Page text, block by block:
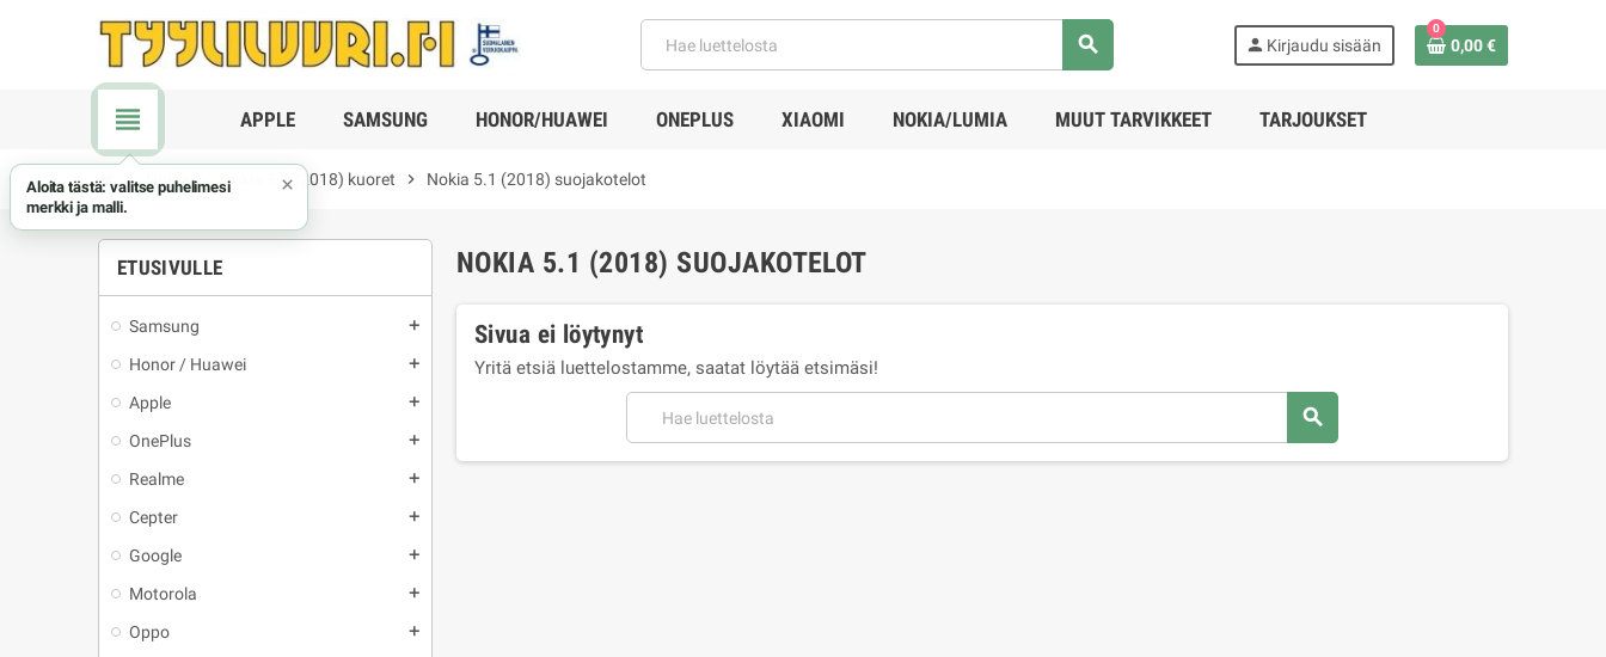
search person Kirjaudu sisään
0
0,00 €
view_headline APPLE SAMSUNG HONOR/HUAWEI ONEPLUS XIAOMI NOKIA/LUMIA MUUT TARVIKKEET TARJOUKSET
chevron_right Nokia chevron_right Nokia 5.1 (2018) kuoret chevron_right Nokia 5.1 (2018) suojakotelot
ETUSIVULLE
Samsung add
Honor / Huawei add
Apple add
OnePlus add
Realme add
Cepter add
Google add
Motorola add
Oppo add
NOKIA 5.1 (2018) SUOJAKOTELOT
Sivua ei löytynyt
Yritä etsiä luettelostamme, saatat löytää etsimäsi!
search
Aloita tästä: valitse puhelimesi
merkki ja malli.
×